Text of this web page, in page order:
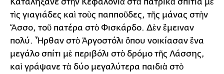
τὶς γιαγιάδες καὶ τοὺς παπποῦδες, τῆς μάνας στὴν
Ἄσσο, τοῦ πατέρα στὸ Φισκάρδο. Δὲν ἔμειναν
πολύ. Ἦρθαν στὸ Ἀργοστόλι ὅπου νοικίασαν ἕνα
μεγάλο σπίτι μὲ περιβόλι στὸ δρόμο τῆς Λάσσης,
καὶ γράψανε τὰ δύο μεγαλύτερα παιδιὰ στὸ